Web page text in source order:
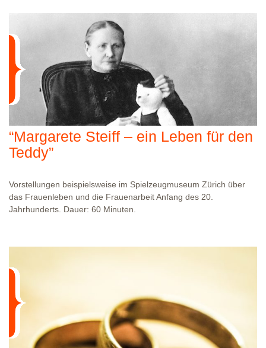
Zeit entsprechend) spielend berichten. Dauer: 30 bis 45 Minuten
WO?
IHR VERANSTALTUNGSORT
“Margarete Steiff – ein Leben für den
Teddy”
Vorstellungen beispielsweise im Spielzeugmuseum Zürich über
das Frauenleben und die Frauenarbeit Anfang des 20.
Jahrhunderts. Dauer: 60 Minuten.
WO?